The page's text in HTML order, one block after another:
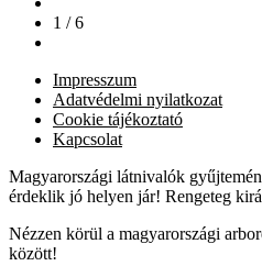
1 / 6
Impresszum
Adatvédelmi nyilatkozat
Cookie tájékoztató
Kapcsolat
Magyarországi látnivalók
érdeklik jó helyen jár! Rengeteg
Nézzen körül a magyarországi
között!